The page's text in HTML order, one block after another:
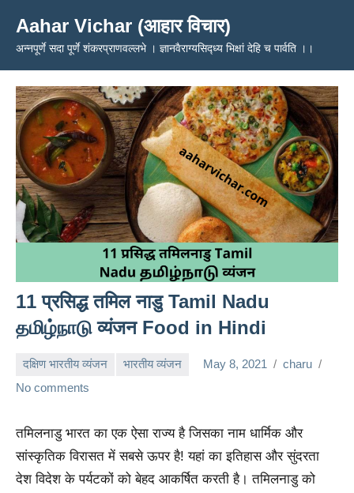
content
Aahar Vichar (आहार विचार)
अन्नपूर्णे सदा पूर्णे शंकरप्राणवल्लभे । ज्ञानवैराग्यसिद्ध्य भिक्षां देहि च पार्वति ।।
11 प्रसिद्ध तमिल नाडु Tamil Nadu
தமிழ்நாடு व्यंजन Food in Hindi
दक्षिण भारतीय व्यंजन भारतीय व्यंजन May 8, 2021
charu
No comments
तमिलनाडु भारत का एक ऐसा राज्य है जिसका नाम धार्मिक और
सांस्कृतिक विरासत में सबसे ऊपर है! यहां का इतिहास और सुंदरता
देश विदेश के पर्यटकों को बेहद आकर्षित करती है। तमिलनाडु को